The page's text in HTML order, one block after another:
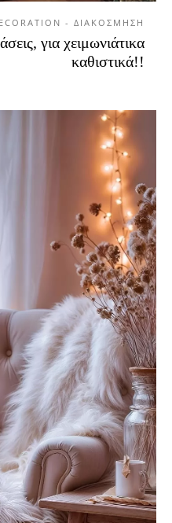
- ΔΙΑΚΟΣΜΗΣΗ
για χειμωνιάτικα
καθιστικά!!